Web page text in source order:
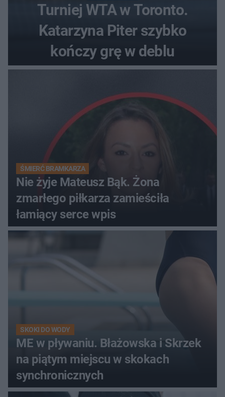
Turniej WTA w Toronto.
Katarzyna Piter szybko
kończy grę w deblu
ŚMIERĆ BRAMKARZA
Nie żyje Mateusz Bąk. Żona
zmarłego piłkarza zamieściła
łamiący serce wpis
SKOKI DO WODY
ME w pływaniu. Błażowska i Skrzek
na piątym miejscu w skokach
synchronicznych